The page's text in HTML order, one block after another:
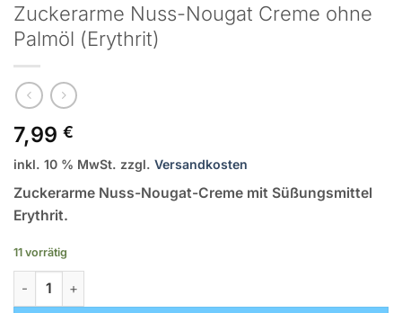
Zuckerarme Nuss-Nougat Creme ohne
Palmöl (Erythrit)
7,99 €
inkl. 10 % MwSt. zzgl. Versandkosten
Zuckerarme Nuss-Nougat-Creme mit Süßungsmittel
Erythrit.
11 vorrätig
Zuckerarme Nuss-Nougat Creme ohne Palmöl (Erythrit)